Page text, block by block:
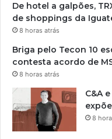
De hotel a galpões,
de shoppings da
8 horas atrás
Briga pelo Tecon 10
contesta acordo de
8 horas atrás
C&A
8